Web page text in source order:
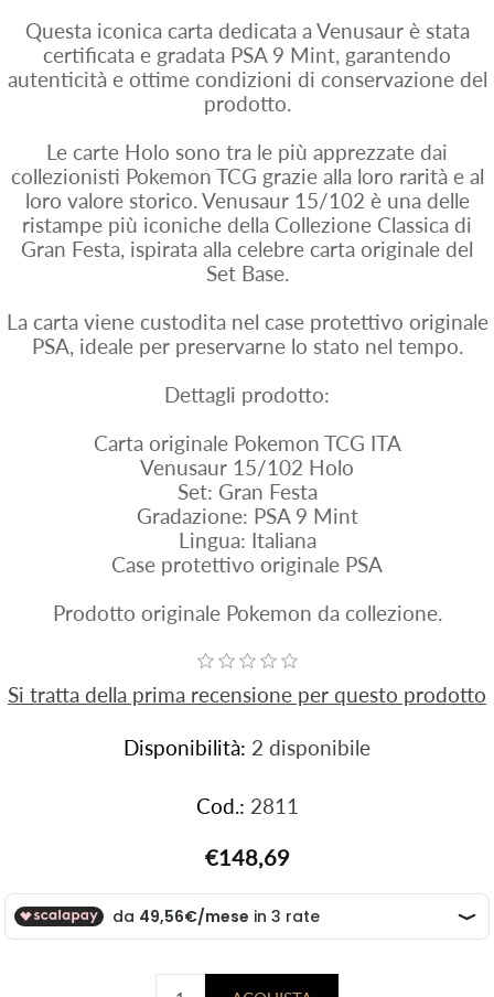
Questa iconica carta dedicata a Venusaur è stata
certificata e gradata PSA 9 Mint, garantendo
autenticità e ottime condizioni di conservazione del
prodotto.
Le carte Holo sono tra le più apprezzate dai
collezionisti Pokemon TCG grazie alla loro rarità e al
loro valore storico. Venusaur 15/102 è una delle
ristampe più iconiche della Collezione Classica di
Gran Festa, ispirata alla celebre carta originale del
Set Base.
La carta viene custodita nel case protettivo originale
PSA, ideale per preservarne lo stato nel tempo.
Dettagli prodotto:
Carta originale Pokemon TCG ITA
Venusaur 15/102 Holo
Set: Gran Festa
Gradazione: PSA 9 Mint
Lingua: Italiana
Case protettivo originale PSA
Prodotto originale Pokemon da collezione.
Si tratta della prima recensione per questo prodotto
Disponibilità: 2 disponibile
Cod.: 2811
€148,69